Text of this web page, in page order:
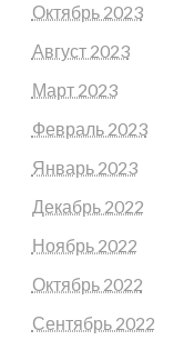
Октябрь 2023
Август 2023
Март 2023
Февраль 2023
Январь 2023
Декабрь 2022
Ноябрь 2022
Октябрь 2022
Сентябрь 2022